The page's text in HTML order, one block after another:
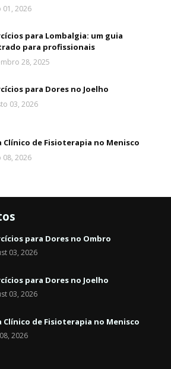
01, 2026
para Lombalgia: um guia
para profissionais
28, 2025
para Dores no Joelho
03, 2026
Clínico de Fisioterapia no Menisco
08, 2026
para Dores no Ombro
03, 2026
para Dores no Joelho
03, 2026
Clínico de Fisioterapia no Menisco
2026